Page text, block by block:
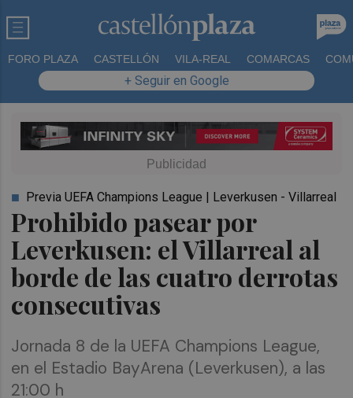
FORO PLAZA CASTELLÓN VILA-REAL COMARCAS
+ Seguir en Google
Prohibido pasear por
Leverkusen: el Villarreal al
borde de las cuatro derrotas
consecutivas
Previa UEFA Champions League | Leverkusen - Villarreal
Jornada 8 de la UEFA Champions League,
en el Estadio BayArena (Leverkusen), a las
21:00 h